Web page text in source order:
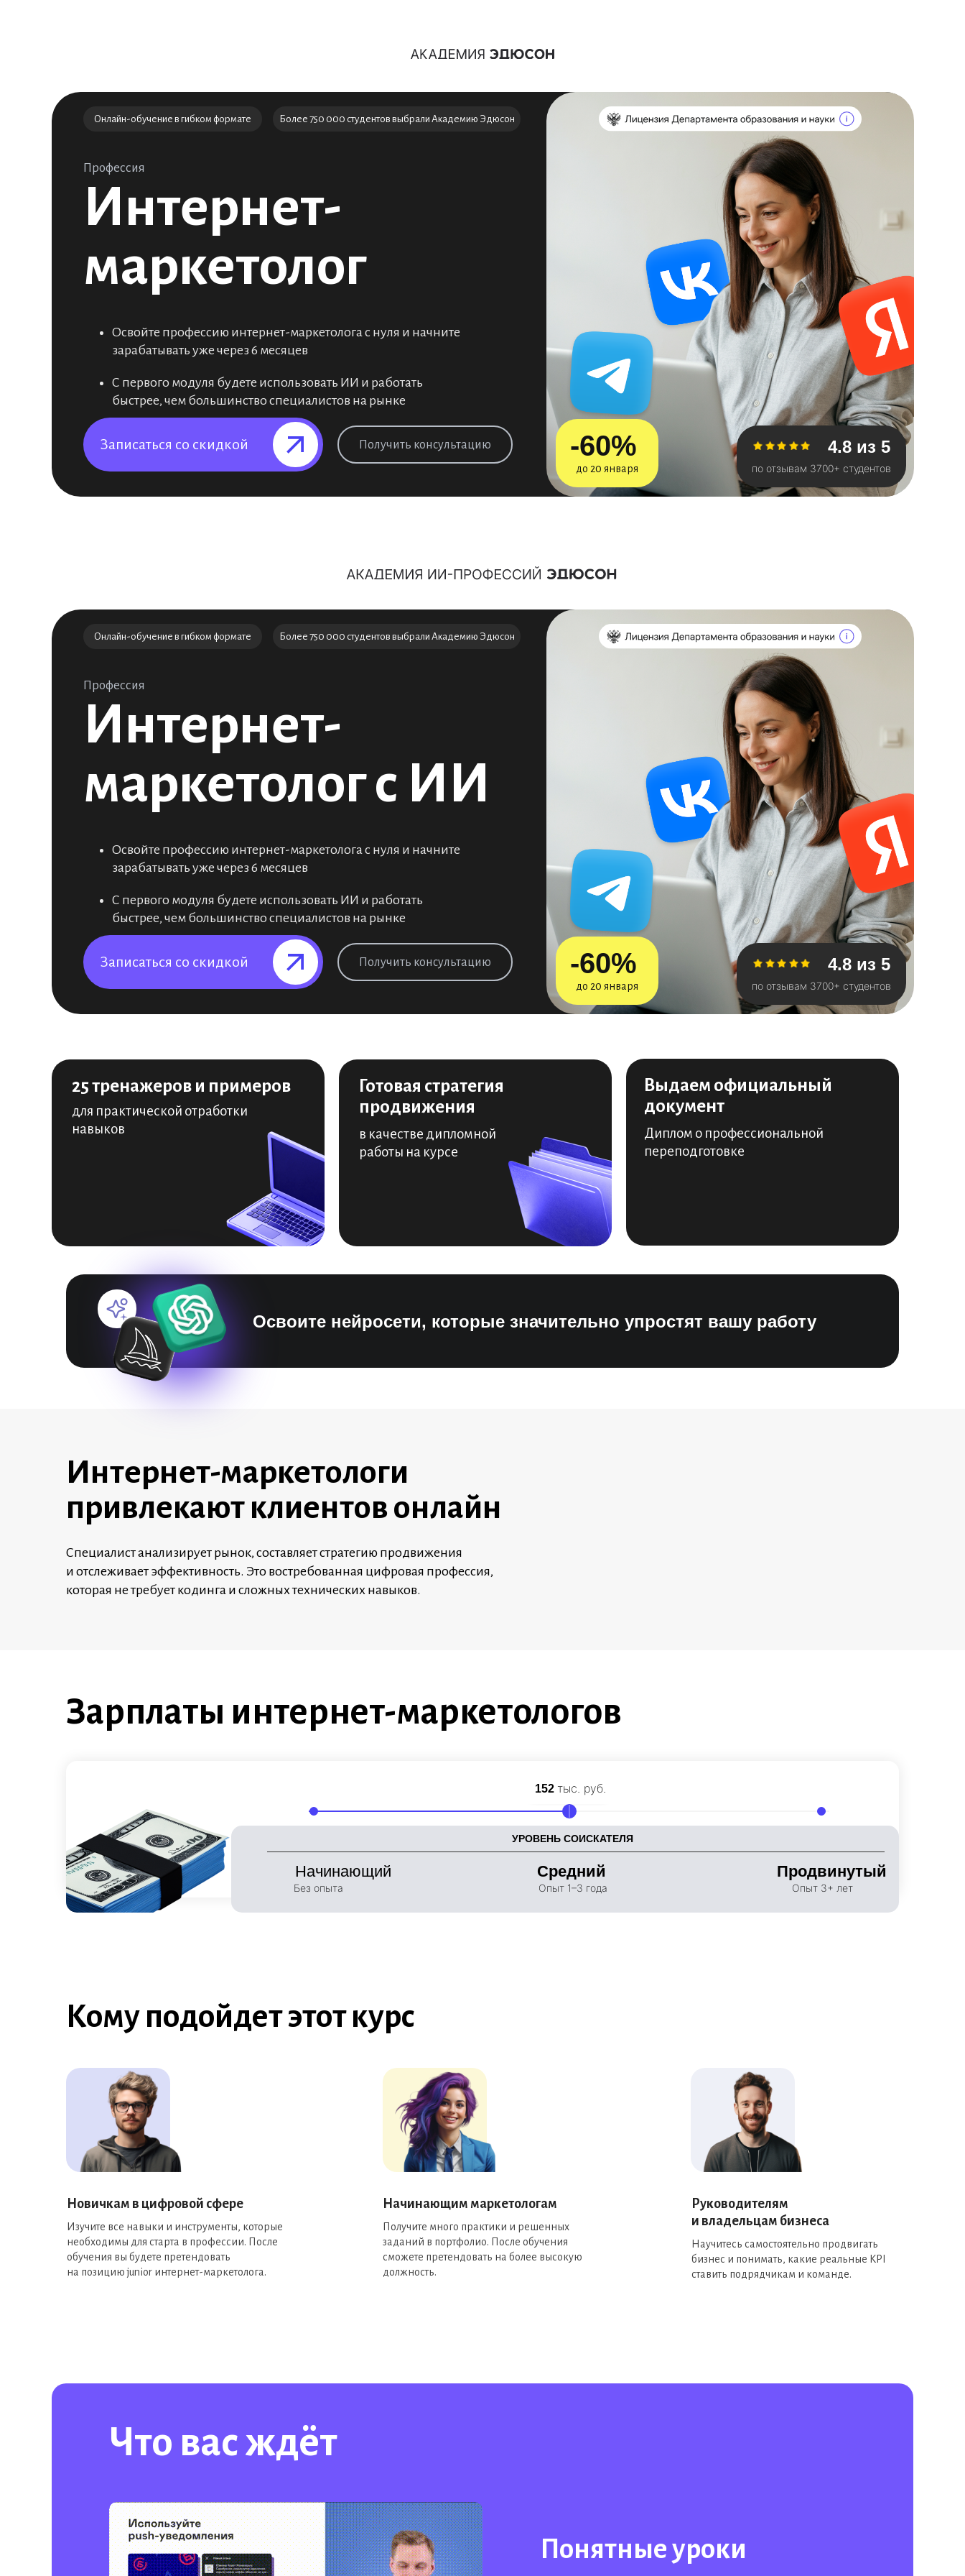
Интернет-
маркетолог
Профессия
Записаться со скидкой⠀⠀⠀⠀⠀
Онлайн-обучение в гибком формате Более 750 000 студентов выбрали Академию Эдюсон
Освойте профессию интернет-маркетолога с нуля и начните
зарабатывать уже через 6 месяцев
С первого модуля будете использовать ИИ и работать
быстрее, чем большинство специалистов на рынке
-60%
до 20 января
4.8 из 5
по отзывам 3700+ студентов
Получить консультацию
Интернет-
маркетолог с ИИ
Профессия
Записаться со скидкой⠀⠀⠀⠀⠀
Онлайн-обучение в гибком формате Более 750 000 студентов выбрали Академию Эдюсон
Освойте профессию интернет-маркетолога с нуля и начните
зарабатывать уже через 6 месяцев
С первого модуля будете использовать ИИ и работать
быстрее, чем большинство специалистов на рынке
-60%
до 20 января
4.8 из 5
по отзывам 3700+ студентов
Получить консультацию
25 тренажеров и примеров
для практической отработки
навыков
Готовая стратегия
продвижения
в качестве дипломной
работы на курсе
Выдаем официальный
документ
Диплом о профессиональной
переподготовке
Освоите нейросети, которые значительно упростят вашу работу
Интернет-маркетологи
привлекают клиентов онлайн
Специалист анализирует рынок, составляет стратегию продвижения
и отслеживает эффективность. Это востребованная цифровая профессия,
которая не требует кодинга и сложных технических навыков.
Зарплаты интернет-маркетологов
20000000000
УРОВЕНЬ СОИСКАТЕЛЯ
Начинающий Продвинутый
Средний
152 тыс. руб.
Без опыта Опыт 1–3 года Опыт 3+ лет
Кому подойдет этот курс
Новичкам в цифровой сфере
Изучите все навыки и инструменты, которые
необходимы для старта в профессии. После
обучения вы будете претендовать
на позицию junior интернет-маркетолога.
Руководителям
и владельцам бизнеса
Получите много практики и решенных
заданий в портфолио. После обучения
сможете претендовать на более высокую
должность.
Научитесь самостоятельно продвигать
бизнес и понимать, какие реальные KPI
ставить подрядчикам и команде.
Начинающим маркетологам
Понятные уроки
Что вас ждёт